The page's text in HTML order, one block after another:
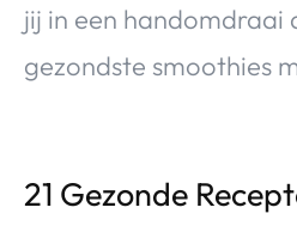
jij in een handomdraai
gezondste smoothies
21 Gezonde